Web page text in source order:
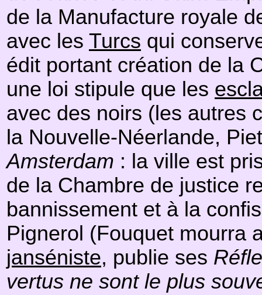
de la Manufacture royale
avec les Turcs qui
édit portant création de la
une loi stipule que les
avec des noirs (les autres
la Nouvelle-Néerlande,
Amsterdam : la ville est
de la Chambre de justice
bannissement et à la
Pignerol (Fouquet mourra
janséniste, publie ses
vertus ne sont le plus